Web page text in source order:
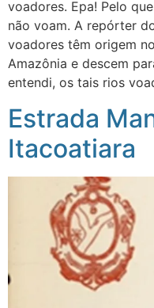
voadores. Epa! Pelo
não voam. A repórter
voadores têm origem
Amazônia e descem
entendi, os tais rios
Estrada
Itacoatiara